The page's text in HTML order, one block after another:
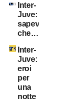
Inter-
Juve:
sapevate
che…?
Inter-
Juve:
eroi
per
una
notte